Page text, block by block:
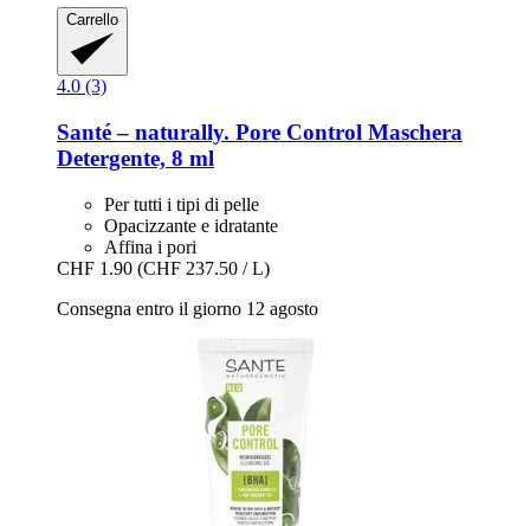
Carrello
4.0 (3)
Santé – naturally. Pore Control Maschera
Detergente, 8 ml
Per tutti i tipi di pelle
Opacizzante e idratante
Affina i pori
CHF 1.90 (CHF 237.50 / L)
Consegna entro il giorno 12 agosto